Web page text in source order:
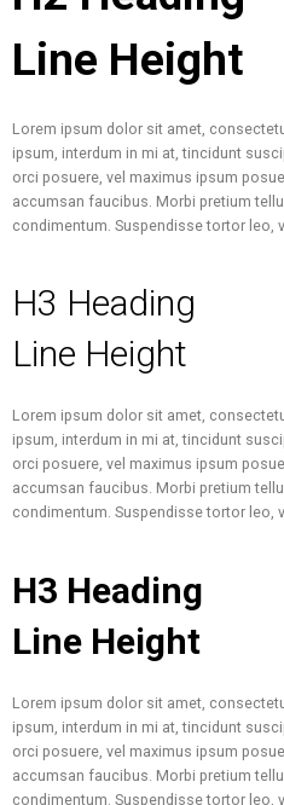
Line Height
Lorem ipsum dolor sit amet,
ipsum, interdum in mi at, tincidunt
orci posuere, vel maximus ipsum
accumsan faucibus. Morbi pretium
condimentum. Suspendisse tortor leo,
H3 Heading
Line Height
Lorem ipsum dolor sit amet,
ipsum, interdum in mi at, tincidunt
orci posuere, vel maximus ipsum
accumsan faucibus. Morbi pretium
condimentum. Suspendisse tortor leo,
H3 Heading
Line Height
Lorem ipsum dolor sit amet,
ipsum, interdum in mi at, tincidunt
orci posuere, vel maximus ipsum
accumsan faucibus. Morbi pretium
condimentum. Suspendisse tortor leo,